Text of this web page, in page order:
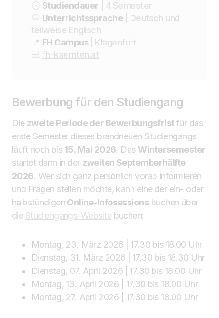
🕓 Studiendauer | 4 Semester
💬 Unterrichtssprache| Deutsch und
teilweise Englisch
📍 FH Campus
| Klagenfurt
💻 fh-kaernten.at
Bewerbung für den Studiengang
Die zweite Periode der Bewerbungsfristfür das
erste Semester dieses brandneuen Studiengangs
läuft noch bis 15. Mai 2026. Das Wintersemester
startet dann in der zweiten Septemberhälfte
2026. Wer sich ganz persönlich vorab informieren
und Fragen stellen möchte, kann eine der ein- oder
halbstündigen Online-Infosessionsbuchen über
die Studiengangs-Website buchen:
Montag, 23. März 2026 | 17.30 bis 18.00 Uhr
Dienstag, 31. März 2026 | 17.30 bis 18.30 Uhr
Dienstag, 07. April 2026 | 17.30 bis 18.00 Uhr
Montag, 13. April 2026 | 17.30 bis 18.00 Uhr
Montag, 27. April 2026 | 17.30 bis 18.00 Uhr